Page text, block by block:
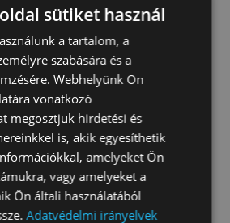
sütiket használ
a tartalom, a
szabására és a
Webhelyünk Ön
vonatkozó
megosztjuk hirdetési és
is, akik egyesíthetik
amelyeket Ön
vagy amelyeket a
Ön általi használatából
Adatvédelmi irányelvek